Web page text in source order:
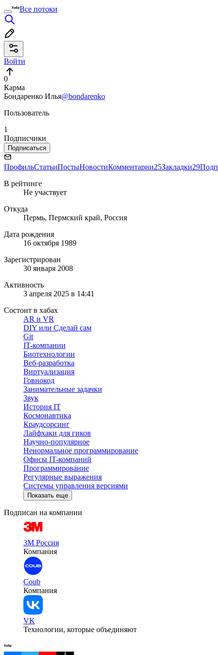
Все потоки
Войти
0
Карма
Бондаренко Илья@bondarenko
Пользователь
1
Подписчики
Подписаться
ПрофильСтатьиПостыНовостиКомментарии25Закладки29
В рейтинге
Не участвует
Откуда
Пермь, Пермский край, Россия
Дата рождения
16 октября 1989
Зарегистрирован
30 января 2008
Активность
3 апреля 2025 в 14:41
Состоит в хабах
AR и VR
DIY или Сделай сам
Git
IT-компании
Биотехнологии
Веб-разработка
Виртуализация
Говнокод
Занимательные задачки
Звук
История IT
Космонавтика
Краудсорсинг
Лайфхаки для гиков
Научно-популярное
Ненормальное программирование
Офисы IT-компаний
Программирование
Регулярные выражения
Системы управления версиями
Показать еще
Подписан на компании
3M Россия
Компания
Coub
Компания
VK
Технологии, которые объединяют